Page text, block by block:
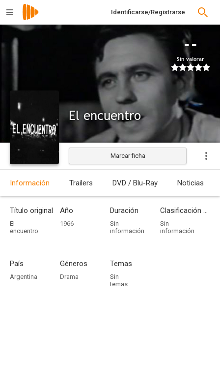
Identificarse/Registrarse
--
Sin valorar
El encuentro
Estrenada
Marcar ficha
Información Trailers DVD / Blu-Ray Noticias
Título original
El
encuentro
Año
1966
Duración
Sin
información
Clasificación por edades
Sin
información
País
Argentina
Géneros
Drama
Temas
Sin
temas